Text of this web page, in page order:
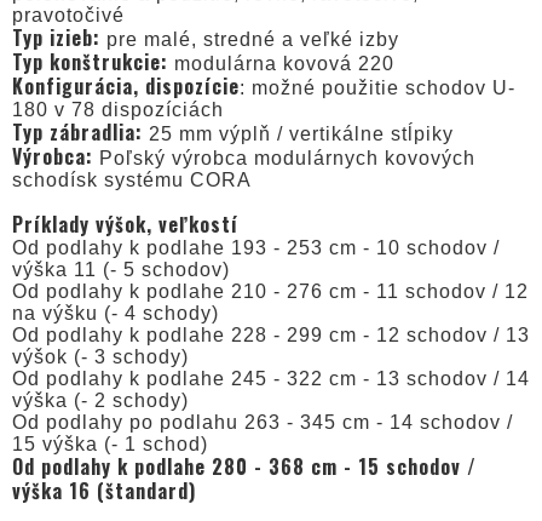
pravotočivé
Typ izieb: pre malé, stredné a veľké izby
Typ konštrukcie: modulárna kovová 220
Konfigurácia, dispozície: možné použitie schodov U-
180 v 78 dispozíciách
Typ zábradlia: 25 mm výplň / vertikálne stĺpiky
Výrobca: Poľský výrobca modulárnych kovových
schodísk systému CORA
Príklady výšok, veľkostí
Od podlahy k podlahe 193 - 253 cm - 10 schodov /
výška 11 (- 5 schodov)
Od podlahy k podlahe 210 - 276 cm - 11 schodov / 12
na výšku (- 4 schody)
Od podlahy k podlahe 228 - 299 cm - 12 schodov / 13
výšok (- 3 schody)
Od podlahy k podlahe 245 - 322 cm - 13 schodov / 14
výška (- 2 schody)
Od podlahy po podlahu 263 - 345 cm - 14 schodov /
15 výška (- 1 schod)
Od podlahy k podlahe 280 - 368 cm - 15 schodov /
výška 16 (štandard)